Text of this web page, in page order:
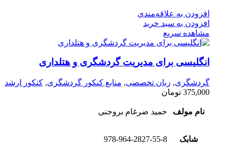
افزودن به علاقه‌مندی
افزودن به سبد خرید
مشاهده سریع
انگلیسی برای مدیریت گردشگری و هتلداری
گردشگری, زبان تخصصی, منابع کنکور گردشگری, کنکور ارشد
375,000 تومان
نام مولف حمید ضرغام بروجنی
شابک 978-964-2827-55-8